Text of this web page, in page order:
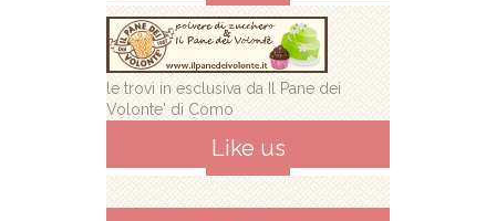
le trovi in esclusiva da Il Pane dei
Volonte' di Como
Like us